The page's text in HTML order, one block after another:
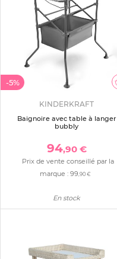
-5%
KINDERKRAFT
Baignoire avec table à langer
bubbly
94,90 €
Prix de vente conseillé par la
marque :99,90 €
En stock